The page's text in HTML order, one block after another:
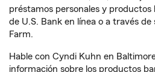
préstamos personales y productos
de U.S. Bank en línea o a través
Farm.
Hable con Cyndi Kuhn en
información sobre los productos